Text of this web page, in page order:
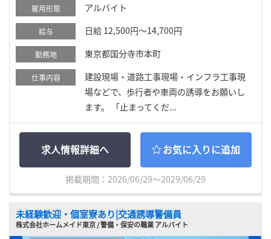
雇用形態 アルバイト
給与 日給 12,500円～14,700円
勤務地 東京都国分寺市本町
仕事内容
建設現場・道路工事現場・インフラ工事現
場などで、歩行者や車両の誘導をお願いし
ます。 「止まってくだ...
求人情報詳細へ お気に入りに追加
掲載期間：2026/06/29～2029/06/29
未経験歓迎・個室寮あり|交通誘導警備員
株式会社ホームメイド東京 / 警備・保安の職業 アルバイト